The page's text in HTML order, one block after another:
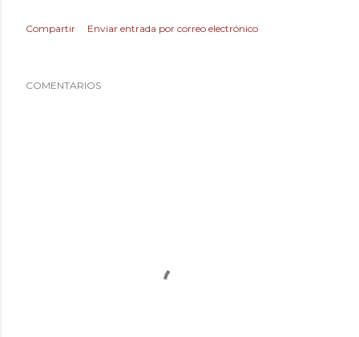
Compartir Enviar entrada por correo electrónico
COMENTARIOS